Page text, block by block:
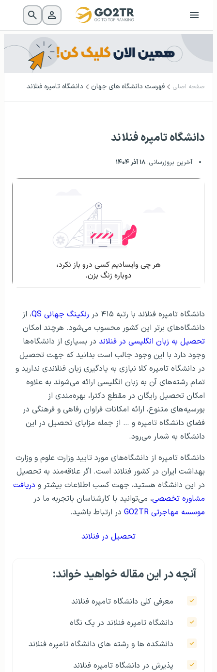
صفحه اصلی فهرست دانشگاه‌ های جهان دانشگاه تامپره فنلاند
دانشگاه تامپره فنلاند
آخرین بروزرسانی: ۱۸ آذر ۱۴۰۴
دانشگاه تامپره فنلاند با رتبه ۴۱۵ در رنکینگ جهانی QS
، از
دانشگاه‌های برتر این کشور محسوب می‌شود. هرچند امکان
تحصیل به زبان انگلیسی در فنلاند در بسیاری از دانشگاه‌ها
وجود دارد با این وجود جالب است بدانید که جهت تحصیل
در دانشگاه تامپره کلا نیازی به یادگیری زبان فنلاندی ندارید و
تمام رشته‌های آن به زبان انگلیسی ارائه می‌شوند به علاوه
امکان تحصیل رایگان در مقطع دکترا، بهره‌مندی از
بورسیه‌های متنوع، ارائه امکانات فراوان رفاهی و فرهنگی در
فضای دانشگاه تامپره و … از جمله مزایای تحصیل در این
دانشگاه به شمار می‎‌رود.
دانشگاه تامپره از دانشگاه‌های مورد تایید وزارت علوم و وزارت
بهداشت ایران در کشور فنلاند است. اگر علاقه‌مند به تحصیل
در این دانشگاه هستید، جهت کسب اطلاعات بیشتر و دریافت
مشاوره تخصصی، می‌توانید با کارشناسان باتجربه ما در
موسسه مهاجرتی GO2TR
در ارتباط باشید.
تحصیل در فنلاند
آنچه در این مقاله خواهید خواند:
معرفی کلی دانشگاه تامپره فنلاند
دانشگاه تامپره فنلاند در يک نگاه
دانشکده ها و رشته های دانشگاه تامپره فنلاند
پذيرش در دانشگاه تامپره فنلاند